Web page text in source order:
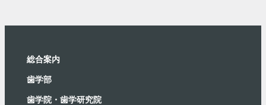
総合案内
⻭学部
歯学院・⻭学研究院